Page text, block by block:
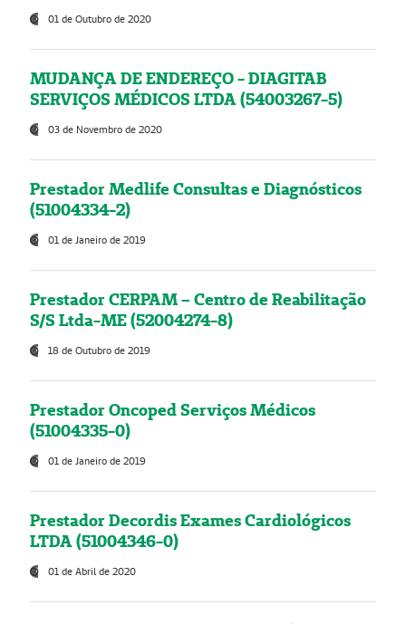
01 de Outubro de 2020
MUDANÇA DE ENDEREÇO - DIAGITAB
SERVIÇOS MÉDICOS LTDA (54003267-5)
03 de Novembro de 2020
Prestador Medlife Consultas e Diagnósticos
(51004334-2)
01 de Janeiro de 2019
Prestador CERPAM – Centro de Reabilitação
S/S Ltda-ME (52004274-8)
18 de Outubro de 2019
Prestador Oncoped Serviços Médicos
(51004335-0)
01 de Janeiro de 2019
Prestador Decordis Exames Cardiológicos
LTDA (51004346-0)
01 de Abril de 2020